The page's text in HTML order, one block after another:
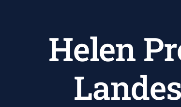
Helen